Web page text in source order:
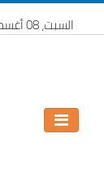
السبت، 08 أغسطس 2026